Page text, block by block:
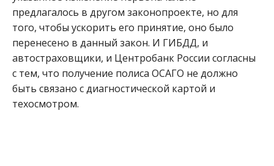
предлагалось в другом законопроекте, но для
того, чтобы ускорить его принятие, оно было
перенесено в данный закон. И ГИБДД, и
автостраховщики, и Центробанк России согласны
с тем, что получение полиса ОСАГО не должно
быть связано с диагностической картой и
техосмотром.